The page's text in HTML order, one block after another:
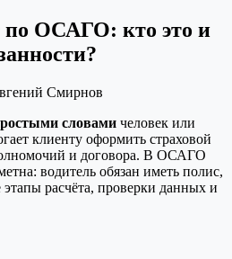
по ОСАГО: кто это и
Смирнов
словами человек или
клиенту оформить страховой
и договора. В ОСАГО
водитель обязан иметь полис,
расчёта, проверки данных и